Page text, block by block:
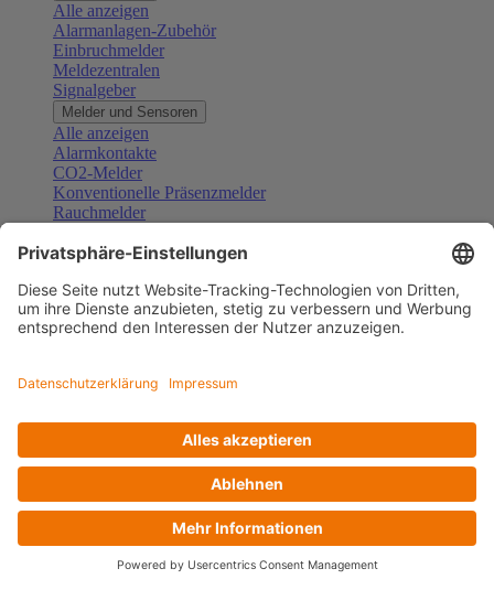
Alle anzeigen
Alarmanlagen-Zubehör
Einbruchmelder
Meldezentralen
Signalgeber
Melder und Sensoren
Alle anzeigen
Alarmkontakte
CO2-Melder
Konventionelle Präsenzmelder
Rauchmelder
Gefahrenmelder
Türsprechanlagen
Alle anzeigen
Außenstationen
Klingeltaster und Gongs
Sprechanlagen-Sets
Zubehör Türkommunikation
Videoüberwachung
Zubehör Videoüberwachung
Alle anzeigen